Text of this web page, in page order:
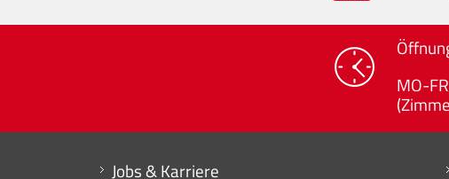
MO-
Mini menu di servizio
Jobs & Karriere